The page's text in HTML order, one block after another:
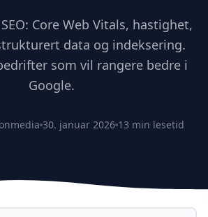
Core Web Vitals, hastighet,
data og indeksering.
som vil rangere bedre i
Google.
30. januar 2026 13 min lesetid